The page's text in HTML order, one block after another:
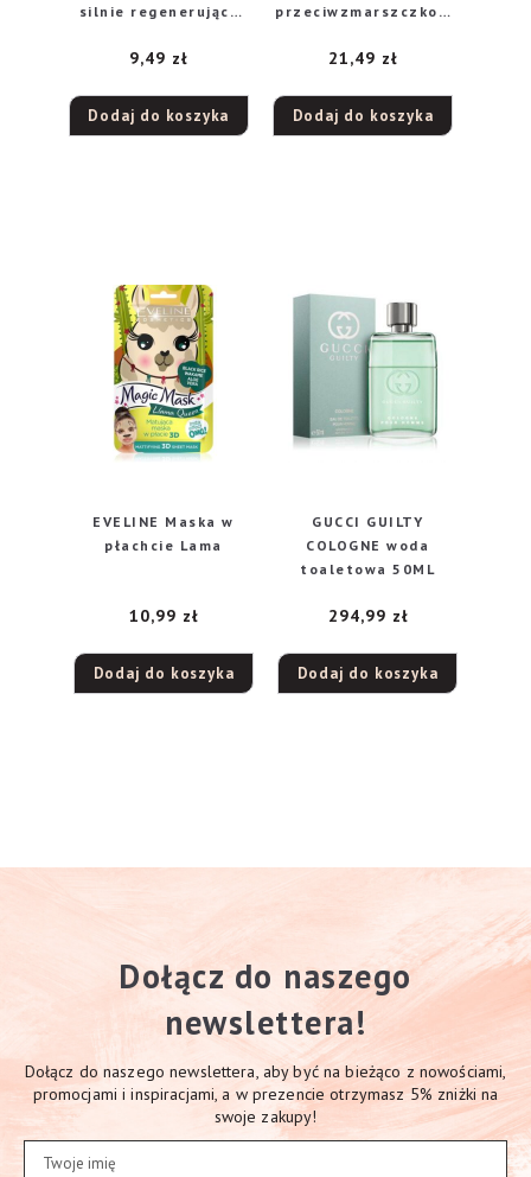
silnie regenerujący
9,49 zł
Dodaj do koszyka
przeciwzmarszczkow
na noc, 50 ml
21,49 zł
Dodaj do koszyka
EVELINE Maska w
płachcie Lama
10,99 zł
Dodaj do koszyka
GUCCI GUILTY
COLOGNE woda
toaletowa 50ML
294,99 zł
Dodaj do koszyka
Dołącz do naszego
newslettera!
Dołącz do naszego newslettera, aby być na bieżąco z nowościami,
promocjami i inspiracjami, a w prezencie otrzymasz 5% zniżki na
swoje zakupy!